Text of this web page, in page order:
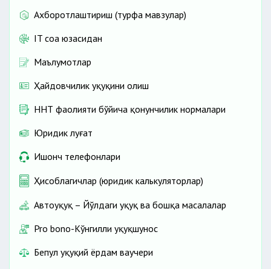
Ахборотлаштириш (турфа мавзулар)
IT соҳа юзасидан
Маълумотлар
Ҳайдовчилик ҳуқуқини олиш
ННТ фаолияти бўйича қонунчилик нормалари
Юридик луғат
Ишонч телефонлари
Ҳисоблагичлар (юридик калькуляторлар)
Автоҳуқуқ – Йўлдаги ҳуқуқ ва бошқа масалалар
Pro bono-Кўнгилли ҳуқуқшунос
Бепул ҳуқуқий ёрдам ваучери